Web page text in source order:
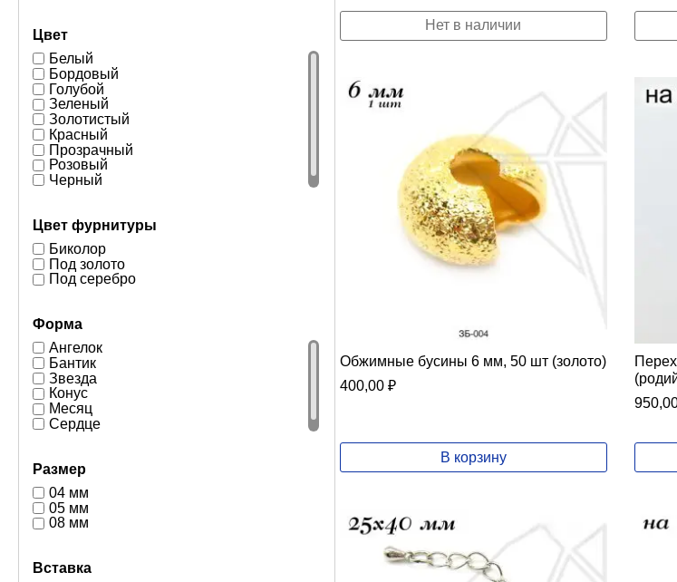
РАЗДЕЛИТЕЛИ
Разделители бусин
РАСХОДНИКИ
Каллоты
Колечки соединительные
Кримпы зажимные
Ообжимные бусины
Пины
ФРУКТЫ
Цвет
Белый
Бордовый
Голубой
Зеленый
Золотистый
Красный
Прозрачный
Розовый
Черный
Цвет фурнитуры
Биколор
Под золото
Под серебро
Форма
Ангелок
Бантик
Звезда
Конус
Месяц
Сердце
Размер
04 мм
05 мм
08 мм
Вставка
Нет в наличии
Обжимные бусины 6 мм, 50 шт (золото)
400,00 ₽
В корзину